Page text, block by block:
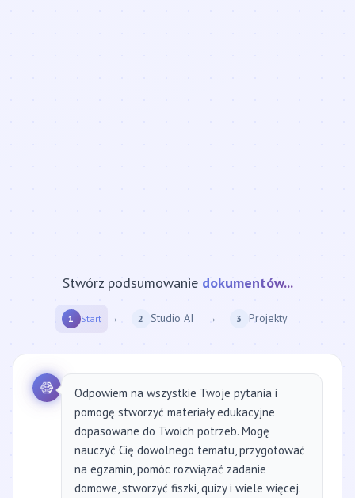
Stwórz podsumowanie strony internetowej...
1 Start → 2 Studio AI → 3 Projekty
Odpowiem na wszystkie Twoje pytania i
pomogę stworzyć materiały edukacyjne
dopasowane do Twoich potrzeb. Mogę
nauczyć Cię dowolnego tematu, przygotować
na egzamin, pomóc rozwiązać zadanie
domowe, stworzyć fiszki, quizy i wiele więcej.